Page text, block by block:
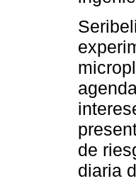
de
diaria